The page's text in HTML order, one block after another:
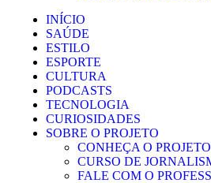
INÍCIO
SAÚDE
ESTILO
ESPORTE
CULTURA
PODCASTS
TECNOLOGIA
CURIOSIDADES
SOBRE O PROJETO
CONHEÇA O PROJETO
CURSO DE
FALE COM O